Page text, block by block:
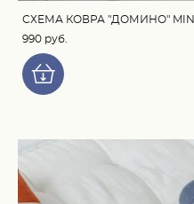
СХЕМА КОВРА "ДОМИНО" MINI
990 pуб.